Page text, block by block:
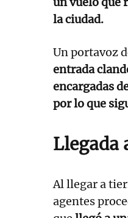
la ciudad.
Un portavoz
entrada
encargadas
por lo que
Llegada
Al llegar a
agentes